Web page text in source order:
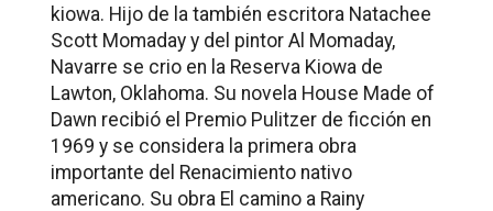
kiowa. Hijo de la también escritora Natachee
Scott Momaday y del pintor Al Momaday,
Navarre se crio en la Reserva Kiowa de
Lawton, Oklahoma. Su novela House Made of
Dawn recibió el Premio Pulitzer de ficción en
1969 y se considera la primera obra
importante del Renacimiento nativo
americano. Su obra El camino a Rainy